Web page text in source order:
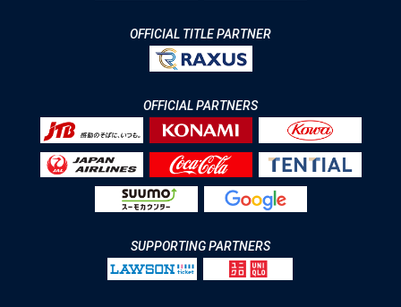
OFFICIAL TITLE PARTNER
OFFICIAL PARTNERS
SUPPORTING PARTNERS